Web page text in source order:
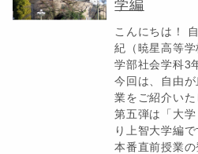
学編
こんにちは！
紀（暁星高等
学部社会学科3
今回は、自由
業をご紹介いた
第五弾は「大
り上智大学編で
本番直前授業